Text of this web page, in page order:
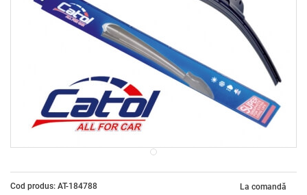
Cod produs: AT-184788 La comandă